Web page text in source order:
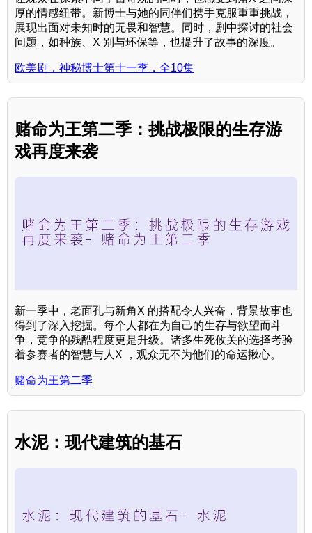
厚的情感纽带。新博士与她的同伴们携手克服重重挑战，
展现出面对未知时的无畏和智慧。同时，剧中探讨的社会
问题，如种族、X 别与环保等，也提升了故事的深度。
欧美剧，神秘博士第十一季，全10集
赌命为王第二季：挑战极限的生存游
戏再度来袭
新一季中，老面孔与新角X 的搭配令人兴奋，背景故事也
得到了深入挖掘。每个人都在为自己的生存与欲望而斗
争，竞争的残酷程度更是升级。诸多生死攸关的选择考验
着参赛者的智慧与人X ，观众无不为他们的命运揪心。
赌命为王第二季
水泥：现代建筑的基石